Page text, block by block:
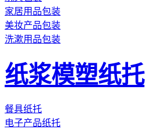
家居用品包装
美妆产品包装
洗漱用品包装
纸浆模塑纸托
餐具纸托
电子产品纸托